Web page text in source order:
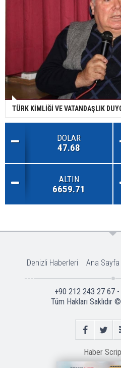
TÜRK KİMLİĞİ VE VATANDAŞLIK
DOLAR
47.68
ALTIN
6659.71
Denizli Haberleri Ana Sayfa
+90 212 243 27 67
Tüm Hakları Saklıdır
Haber